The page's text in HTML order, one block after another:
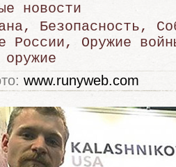
новости
, Безопасность,
России, Оружие
оружие
www.runyweb.com